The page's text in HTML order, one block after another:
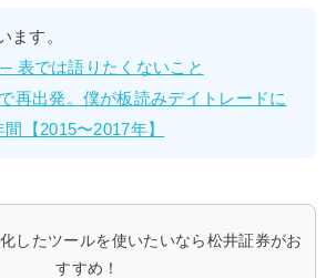
ます。
表では語りたくないこと
再出発。僕が板読みデイトレードに
【2015〜2017年】
したツールを使いたいなら松井証券がお
すすめ！